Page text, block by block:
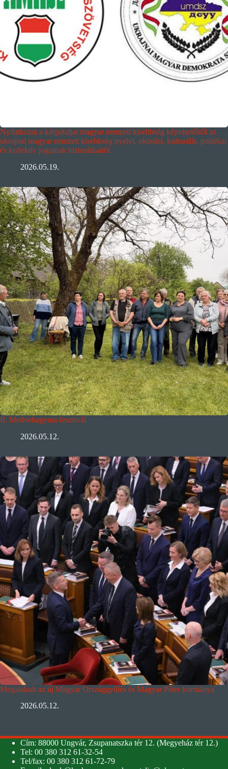
Nyilatkozat a kárpátaljai magyar nemzeti kisebbség képviselőitől az
ukrajnai magyar nemzeti kisebbség nyelvi, oktatási, kulturális, politikai
és kollektív jogainak biztosításáról
2026.05.19.
II. Medvehagyma-fesztivál
2026.05.12.
Megalakult az új Magyar Országgyűlés és Magyar Péter kormánya
2026.05.12.
Cím: 88000 Ungvár, Zsupanatszka tér 12. (Megyeház tér 12.)
Tel: 00 380 312 61-32-54
Tel/fax: 00 380 312 61-72-79